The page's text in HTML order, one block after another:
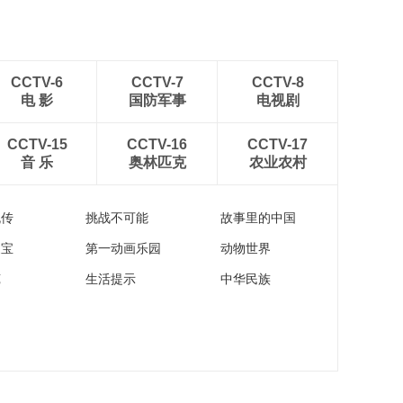
CCTV-6
电 影
CCTV-7
国防军事
CCTV-8
电视剧
CCTV-15
音 乐
CCTV-16
奥林匹克
CCTV-17
农业农村
挑战不可能 故事里的中国
第一动画乐园 动物世界
生活提示 中华民族